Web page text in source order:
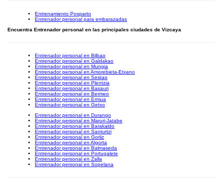
Entrenamiento Posparto
Entrenador personal para embarazadas
Encuentra Entrenador personal en las principales ciudades de Vizcaya
Entrenador personal en Bilbao
Entrenador personal en Galdakao
Entrenador personal en Mungia
Entrenador personal en Amorebieta-Etxano
Entrenador personal en Sestao
Entrenador personal en Plentzia
Entrenador personal en Basauri
Entrenador personal en Bermeo
Entrenador personal en Ermua
Entrenador personal en Getxo
Entrenador personal en Durango
Entrenador personal en Maruri-Jatabe
Entrenador personal en Barakaldo
Entrenador personal en Santurtzi
Entrenador personal en Gorliz
Entrenador personal en Algorta
Entrenador personal en Balmaseda
Entrenador personal en Portugalete
Entrenador personal en Zalla
Entrenador personal en Sopelana